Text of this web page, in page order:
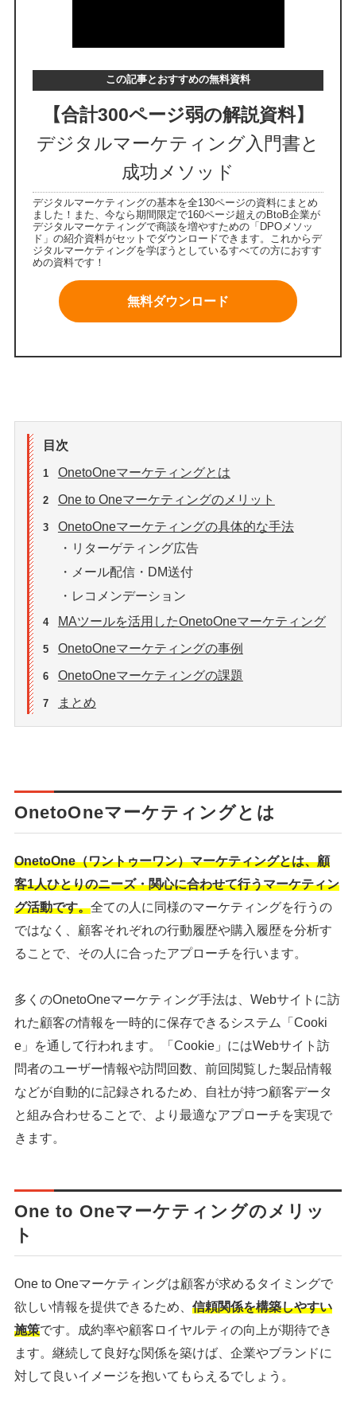
この記事とおすすめの無料資料
【合計300ページ弱の解説資料】
デジタルマーケティング入門書と
成功メソッド
デジタルマーケティングの基本を全130ページの資料にまとめ
ました！また、今なら期間限定で160ページ超えのBtoB企業が
デジタルマーケティングで商談を増やすための「DPOメソッ
ド」の紹介資料がセットでダウンロードできます。これからデ
ジタルマーケティングを学ぼうとしているすべての方におすす
めの資料です！
無料ダウンロード
目次
1 OnetoOneマーケティングとは
2 One to Oneマーケティングのメリット
3
OnetoOneマーケティングの具体的な手法
・リターゲティング広告
・メール配信・DM送付
・レコメンデーション
4 MAツールを活用したOnetoOneマーケティング
5 OnetoOneマーケティングの事例
6 OnetoOneマーケティングの課題
7 まとめ
OnetoOneマーケティングとは
OnetoOne（ワントゥーワン）マーケティングとは、顧
客1人ひとりのニーズ・関心に合わせて行うマーケティン
グ活動です。全ての人に同様のマーケティングを行うの
ではなく、顧客それぞれの行動履歴や購入履歴を分析す
ることで、その人に合ったアプローチを行います。
多くのOnetoOneマーケティング手法は、Webサイトに訪
れた顧客の情報を一時的に保存できるシステム「Cooki
e」を通して行われます。「Cookie」にはWebサイト訪
問者のユーザー情報や訪問回数、前回閲覧した製品情報
などが自動的に記録されるため、自社が持つ顧客データ
と組み合わせることで、より最適なアプローチを実現で
きます。
One to Oneマーケティングのメリッ
ト
One to Oneマーケティングは顧客が求めるタイミングで
欲しい情報を提供できるため、 信頼関係を構築しやすい
施策です。成約率や顧客ロイヤルティの向上が期待でき
ます。継続して良好な関係を築けば、企業やブランドに
対して良いイメージを抱いてもらえるでしょう。